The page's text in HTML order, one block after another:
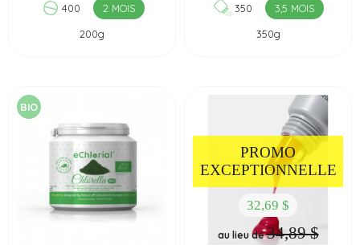
400
2 MOIS
200g
350
3,5 MOIS
350g
BIO
PROMO
EXCEPTIONNELLE
32,69 $
au lieu de34,89 $